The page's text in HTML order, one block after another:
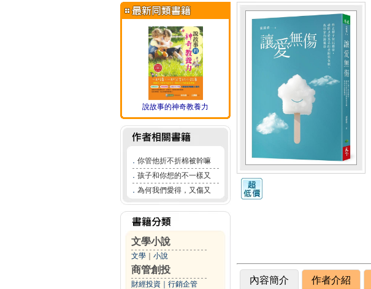
說故事的神奇教養力
． 你管他折不折棉被幹嘛
． 孩子和你想的不一樣又
． 為何我們愛得，又傷又
文學小說
文學 小說
商管創投
財經投資 行銷企管 內容簡介 作者介紹